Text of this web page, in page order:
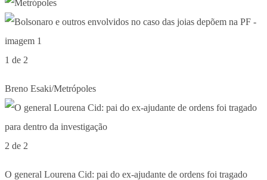
1 de 2
Breno Esaki/Metrópoles
2 de 2
O general Lourena Cid: pai do ex-ajudante de ordens foi tragado